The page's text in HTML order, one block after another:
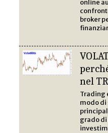
online
broker
nel
Trading
modo di
grado di